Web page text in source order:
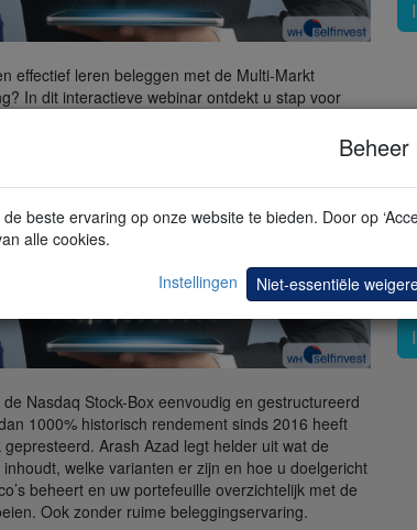
effectief leren beleggen met de Multi-Markt
In dit interactieve webinar ontdekt u stap voor
functies, leggen uit hoe u een order plaatst en
beleggers op moeten letten. Ideaal voor
hun eerste stappen willen zetten.
Nasdaq Stock-Box eenvoudig en gestructureerd
1000% historisch rendement sinds 2016 heeft
Arash Azad legt helder uit wat de
inhoudt, welke varianten er zijn en hoe u doelgericht
beheert en uw portefeuille overzichtelijk met de
Ook zonder ruime beleggingservaring.
Beheer
beste ervaring op onze website te bieden. Door op
alle cookies.
Instellingen
Niet-essentiële